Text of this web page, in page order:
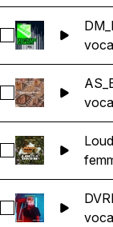
Sélectionnez
Sélectionnez
Sélectionnez
Sélectionnez